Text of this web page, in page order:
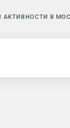
АКТИВНОСТИ В